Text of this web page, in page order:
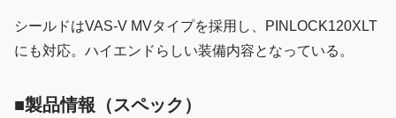
シールドはVAS-V MVタイプを採用し、PINLOCK120XLT
にも対応。ハイエンドらしい装備内容となっている。
■製品情報（スペック）